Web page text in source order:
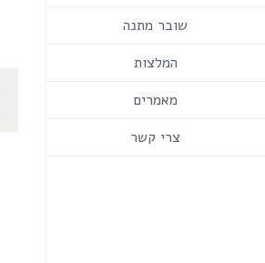
שובר מתנה
המלצות
מאמרים
צרי קשר